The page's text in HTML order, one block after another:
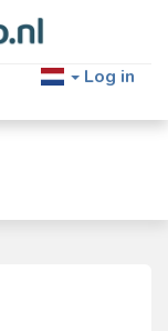
Log in